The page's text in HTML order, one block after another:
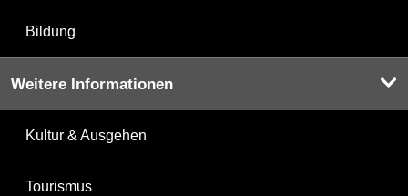
Bildung
Weitere Informationen
Kultur & Ausgehen
Tourismus